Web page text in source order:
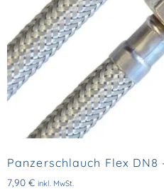
Panzerschlauch Flex DN8
7,90 € inkl. MwSt.